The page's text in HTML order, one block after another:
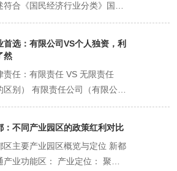
分配方式等根本性规则。切忌直
准模板，应根据股东间的特殊约
性化设计。 股东、董事、监事、
份证明及任职文件： 提供身份证
理、监事等）。 法定代表人任职
确法定代表人由董事长、执行董
经营场所的产权证明复印件（如
及租赁协议（如为租赁）。地址
、有效，且符合规划用途。 提交
流程可在半天内完成。提交成功
（通常1个工作日内） 核心任
区市场监督管理局对申请材料进
可能情况： 一次性通过： 材料
接进入制证环节。 驳回补正：
细微问题，审核人员会注明原
人需按要求修改后重新提交，时
第6天及以后：领照与开业准备
工作日） 领照（即时或1日
称，如「新都区畅想科技有限公
保与《名称告知书》完全一致。
龙大道中段1000号1栋101
差。 注册资本 如「人民币100万
确币种，金额为认缴总额。 公
范化用语，如「技术服务、技术
件开发；计算机软硬件及辅助设
。 主营业务放前面，可参考经营
贸”、“餐饮管理”等。 组织形式：
型选择，如“有限公司”、“有限
、“股份有限公司”等。 标准示
区（行政区划） + 畅想（字号）
行业） + 有限公司（组织形式）
称预先核准的线上流程 新都区已
： 访问“四川政务服务网”，定位
”，进入“企业开办一窗通”或“名
门、税务部门等机构通过该地址
联系到公司，并能送达法律文
可用的注册地址类型及其证明文
区，可根据企业实际情况选择不
注册地址： 商业或办公用房（常
： 指商业办公楼、临街商铺、
产权证书》（房产证）复印件。
： 提供租赁协议（合同）原件或
以及出租方的《不动产权证书》
符合《国民经济行业分类》国家
免因用语口语化、模糊不清而被
驳回。 税务核定准确性： 税务
依据经营范围来核定企业应缴纳
纳税的基础，能避免潜在的税务
可审批清晰化： 系统会自动识
需要办理相关前置或后置审批。
对应”，合法经营。 商业形象专
范化的经营范围显得公司更专
首选：有限公司VS个人独资，利
然​
责任：有限责任 VS 无限责任
区别） 有限责任公司（有限公
心特征： 公司是具有独立法人
业法人。 责任承担：股东承担有
承担责任，而股东仅以其认缴的
限对公司承担责任。这是大的优
：不同产业园区的政策红利对比
区主要产业园区概览与定位 新都
产业功能区： 产业定位： 聚焦